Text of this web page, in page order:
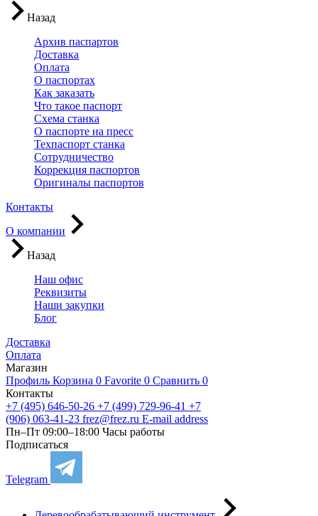
Назад
Архив паспартов
Доставка
Оплата
О паспортах
Как заказать
Что такое паспорт
Схема станка
О паспорте на пресс
Техпаспорт станка
Сотрудничество
Коррекция паспортов
Оригиналы паспортов
Контакты
О компании
Назад
Наш офис
Реквизиты
Наши закупки
Блог
Доставка
Оплата
Магазин
Профиль Корзина 0 Favorite 0 Сравнить 0
Контакты
+7 (495) 646-50-26 +7 (499) 729-96-41 +7
(906) 063-41-23 frez@frez.ru E-mail address
Пн–Пт 09:00–18:00 Часы работы
Подписаться
Telegram